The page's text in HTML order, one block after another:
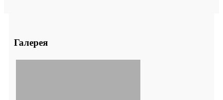
Галерея